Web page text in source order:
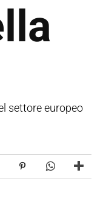
settore europeo